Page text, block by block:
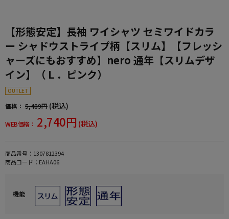
【形態安定】長袖 ワイシャツ セミワイドカラ
ー シャドウストライプ柄【スリム】【フレッシ
ャーズにもおすすめ】nero 通年【スリムデザ
イン】（Ｌ．ピンク）
OUTLET
価格： 5,489円 (税込)
WEB価格： 2,740円 (税込)
商品番号： 1307812394
商品コード： EAHA06
機能